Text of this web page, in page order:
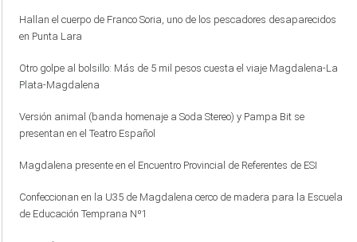
Hallan el cuerpo de Franco Soria, uno de los pescadores desaparecidos
en Punta Lara
Otro golpe al bolsillo: Más de 5 mil pesos cuesta el viaje Magdalena-La
Plata-Magdalena
Versión animal (banda homenaje a Soda Stereo) y Pampa Bit se
presentan en el Teatro Español
Magdalena presente en el Encuentro Provincial de Referentes de ESI
Confeccionan en la U35 de Magdalena cerco de madera para la Escuela
de Educación Temprana Nº1